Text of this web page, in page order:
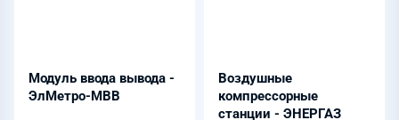
Модуль ввода вывода -
ЭлМетро-МВВ
Воздушные
компрессорные
станции - ЭНЕРГАЗ